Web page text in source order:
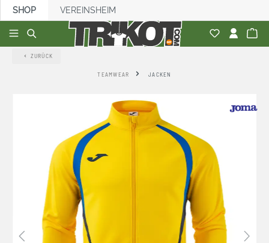
springen
SHOP VEREINSHEIM
ZURÜCK
TEAMWEAR JACKEN